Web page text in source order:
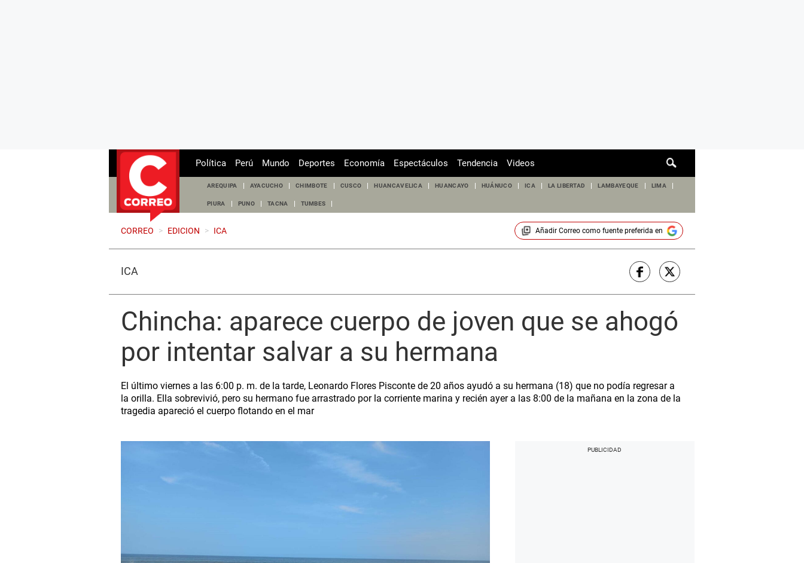
de
Política Perú Mundo Deportes Economía Espectáculos Tendencia Videos
AREQUIPA AYACUCHO CHIMBOTE CUSCO HUANCAVELICA HUANCAYO HUÁNUCO ICA LA LIBERTAD LAMBAYEQUE LIMA
PIURA PUNO TACNA TUMBES
CORREO > EDICION > ICA Añadir Correocomo fuente preferida en
ICA
Chincha: aparece cuerpo de joven que se ahogó
por intentar salvar a su hermana
El último viernes a las 6:00 p. m. de la tarde, Leonardo Flores Pisconte de 20 años ayudó a su hermana (18) que no podía regresar a
la orilla. Ella sobrevivió, pero su hermano fue arrastrado por la corriente marina y recién ayer a las 8:00 de la mañana en la zona de la
tragedia apareció el cuerpo flotando en el mar